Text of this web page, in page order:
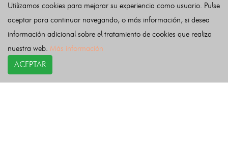
Últimas noticias
Utilizamos cookies para mejorar su experiencia como usuario. Pulse
aceptar para continuar navegando, o más información, si desea
información adicional sobre el tratamiento de cookies que realiza
nuestra web. Más información
ACEPTAR